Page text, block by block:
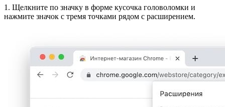
1. Щелкните по значку в форме кусочка головоломки и
нажмите значок с тремя точками рядом с расширением.